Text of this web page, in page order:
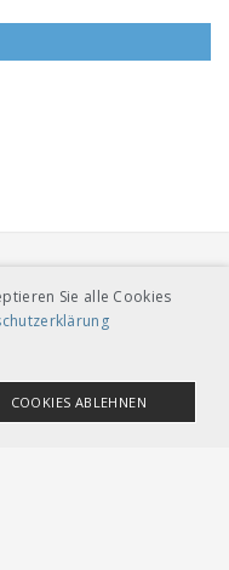
Sie alle Cookies
COOKIES ABLEHNEN